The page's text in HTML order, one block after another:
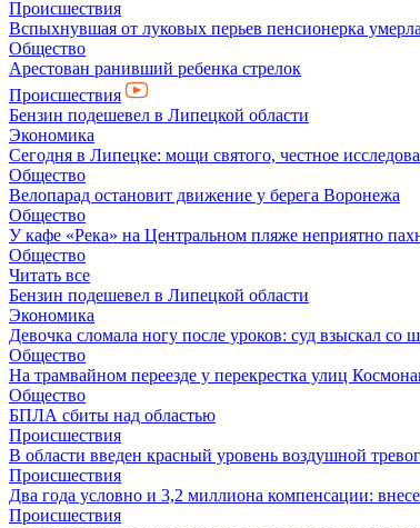
Происшествия
Вспыхнувшая от луковых перьев пенсионерка
Общество
Арестован ранивший ребенка стрелок
Происшествия
Бензин подешевел в Липецкой области
Экономика
Сегодня в Липецке: мощи святого, честное
Общество
Велопарад остановит движение у берега Воронежа
Общество
У кафе «Река» на Центральном пляже неприятно
Общество
Читать все
Бензин подешевел в Липецкой области
Экономика
Девочка сломала ногу после уроков: суд взыскал со
Общество
На трамвайном переезде у перекрестка улиц
Общество
БПЛА сбиты над областью
Происшествия
В области введен красный уровень воздушной
Происшествия
Два года условно и 3,2 миллиона компенсации:
Происшествия